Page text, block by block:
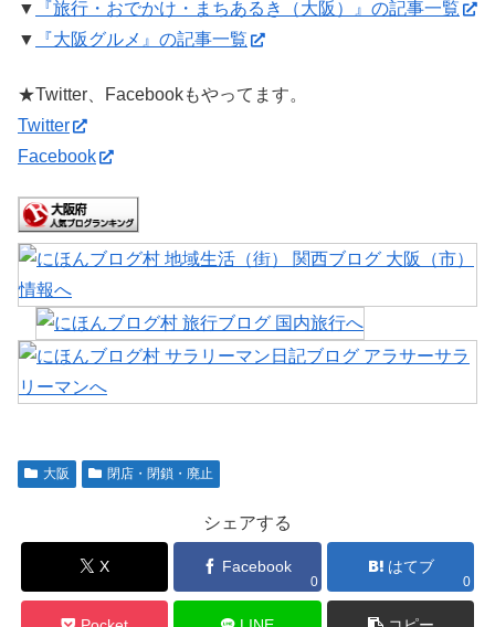
▼
『旅行・おでかけ・まちあるき（大阪）』の記事一覧
▼
『大阪グルメ』の記事一覧
★Twitter、Facebookもやってます。
Twitter
Facebook
大阪 閉店・閉鎖・廃止
シェアする
X Facebook
0
はてブ
0